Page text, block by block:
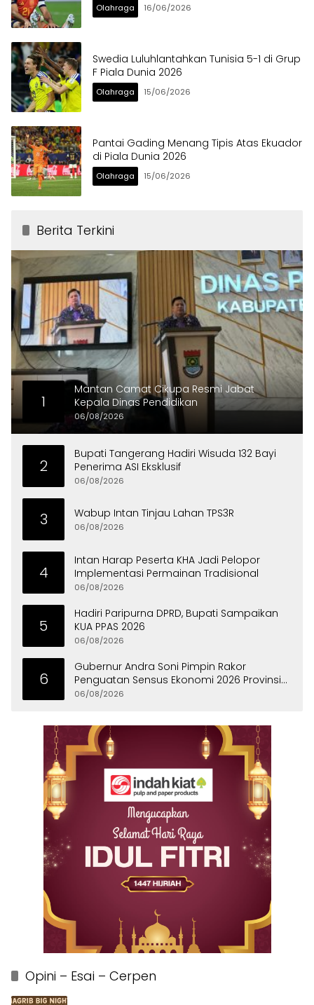
Olahraga 16/06/2026
Swedia Luluhlantahkan Tunisia 5-1 di Grup
F Piala Dunia 2026
Olahraga 15/06/2026
Pantai Gading Menang Tipis Atas Ekuador
di Piala Dunia 2026
Olahraga 15/06/2026
Berita Terkini
1
Mantan Camat Cikupa Resmi Jabat
Kepala Dinas Pendidikan
06/08/2026
2
Bupati Tangerang Hadiri Wisuda 132 Bayi
Penerima ASI Eksklusif
06/08/2026
3 Wabup Intan Tinjau Lahan TPS3R
06/08/2026
4
Intan Harap Peserta KHA Jadi Pelopor
Implementasi Permainan Tradisional
06/08/2026
5
Hadiri Paripurna DPRD, Bupati Sampaikan
KUA PPAS 2026
06/08/2026
6
Gubernur Andra Soni Pimpin Rakor
Penguatan Sensus Ekonomi 2026 Provinsi
Banten
06/08/2026
Opini – Esai – Cerpen